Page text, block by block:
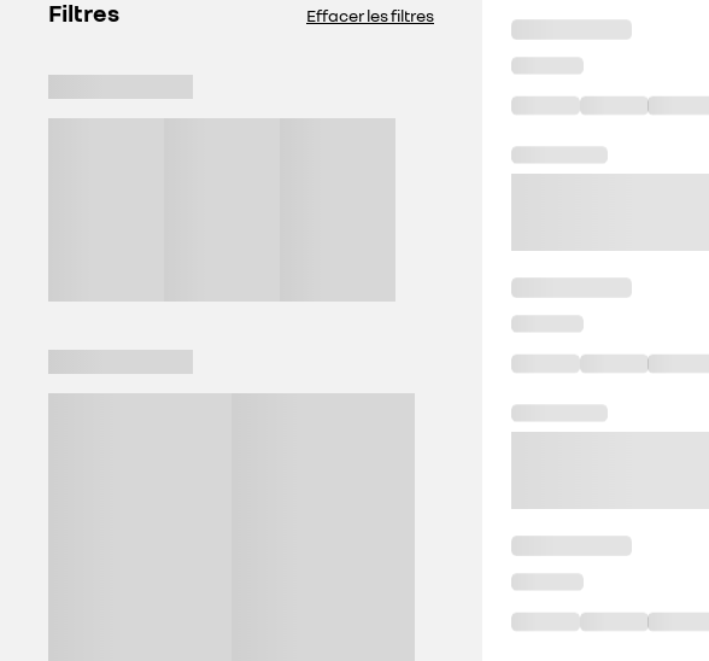
Filtres Effacer les filtres